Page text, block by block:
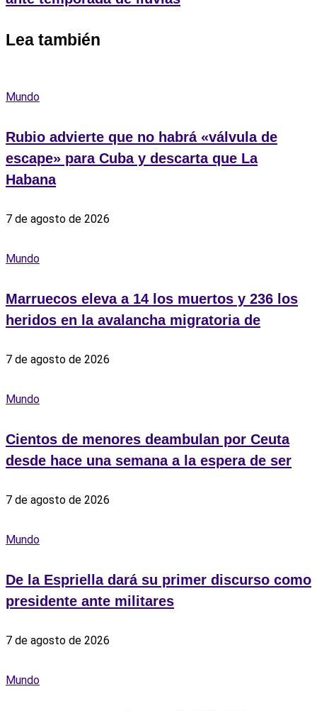
Lea también
Mundo
Rubio advierte que no habrá «válvula de
escape» para Cuba y descarta que La
Habana
7 de agosto de 2026
Mundo
Marruecos eleva a 14 los muertos y 236 los
heridos en la avalancha migratoria de
7 de agosto de 2026
Mundo
Cientos de menores deambulan por Ceuta
desde hace una semana a la espera de ser
7 de agosto de 2026
Mundo
De la Espriella dará su primer discurso como
presidente ante militares
7 de agosto de 2026
Mundo